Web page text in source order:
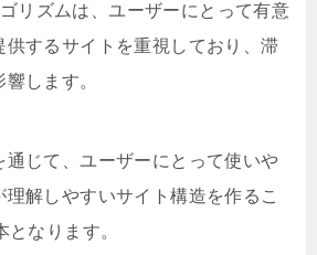
リズムは、ユーザーにとって有意
供するサイトを重視しており、滞
します。
通じて、ユーザーにとって使いや
解しやすいサイト構造を作るこ
なります。